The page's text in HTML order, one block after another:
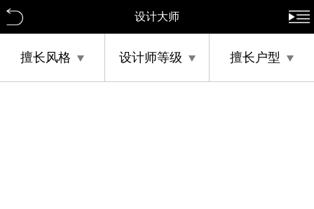
设计大师
擅长风格 设计师等级 擅长户型